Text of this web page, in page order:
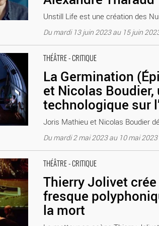
Unstill Life est une création des
Du mardi 13 juin 2023 au 15 juin
THÉÂTRE - CRITIQUE
La Germination
et Nicolas
technologique sur
Joris Mathieu et Nicolas Boudier
Du mardi 2 mai 2023 au 10 mai 2023
Mathieu et Nicolas Boudier, une réflexion
Nouvelle Génération
THÉÂTRE - CRITIQUE
Thierry Jolivet
fresque
la mort
rêve, fresque polyphonique explorant